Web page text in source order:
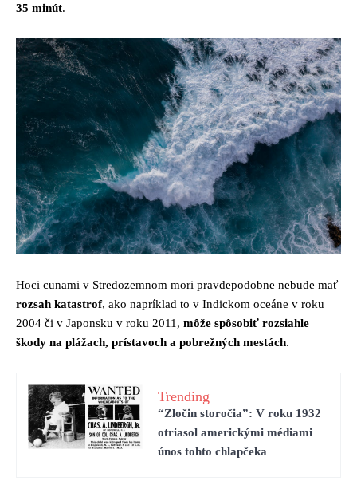
35 minút.
Hoci cunami v Stredozemnom mori pravdepodobne nebude mať
rozsah katastrof, ako napríklad to v Indickom oceáne v roku
2004 či v Japonsku v roku 2011, môže spôsobiť rozsiahle
škody na plážach, prístavoch a pobrežných mestách.
Trending
“Zločin storočia”: V roku 1932
otriasol americkými médiami
únos tohto chlapčeka